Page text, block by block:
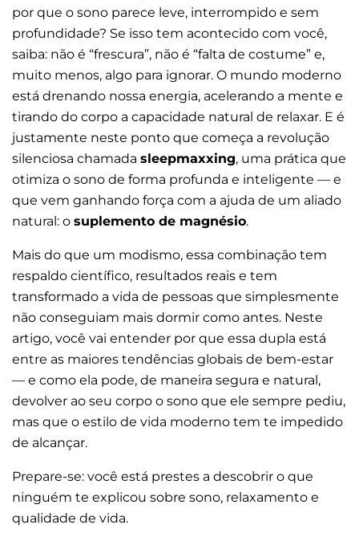
por que o sono parece leve, interrompido e sem
profundidade? Se isso tem acontecido com você,
saiba: não é “frescura”, não é “falta de costume” e,
muito menos, algo para ignorar. O mundo moderno
está drenando nossa energia, acelerando a mente e
tirando do corpo a capacidade natural de relaxar. E é
justamente neste ponto que começa a revolução
silenciosa chamada sleepmaxxing, uma prática que
otimiza o sono de forma profunda e inteligente — e
que vem ganhando força com a ajuda de um aliado
natural: o suplemento de magnésio.
Mais do que um modismo, essa combinação tem
respaldo científico, resultados reais e tem
transformado a vida de pessoas que simplesmente
não conseguiam mais dormir como antes. Neste
artigo, você vai entender por que essa dupla está
entre as maiores tendências globais de bem-estar
— e como ela pode, de maneira segura e natural,
devolver ao seu corpo o sono que ele sempre pediu,
mas que o estilo de vida moderno tem te impedido
de alcançar.
Prepare-se: você está prestes a descobrir o que
ninguém te explicou sobre sono, relaxamento e
qualidade de vida.